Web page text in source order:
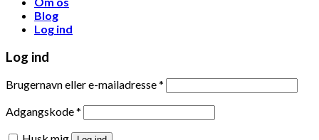
Blog
Log ind
Log ind
Brugernavn eller e-mailadresse*
Adgangskode*